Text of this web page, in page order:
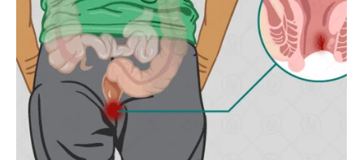
Ono što je do juče izgledalo daleko sada počinje dolaziti
bliže.
Korak po korak.